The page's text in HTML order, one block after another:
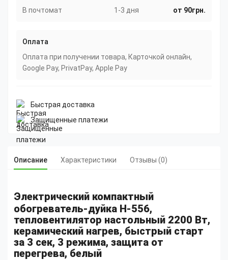
В почтомат
1-3 дня от 90грн.
Оплата
Оплата при получении товара, Карточкой онлайн,
Google Pay, PrivatPay, Apple Pay
Быстрая доставка
Защищенные платежи
Описание Характеристики Отзывы (0)
Электрический компактный
обогреватель-дуйка H-556,
тепловентилятор настольный 2200 Вт,
керамический нагрев, быстрый старт
за 3 сек, 3 режима, защита от
перегрева, белый